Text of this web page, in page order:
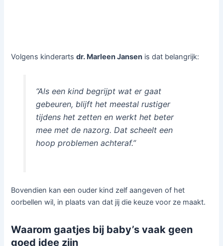
Volgens kinderartsdr. Marleen Jansen is dat belangrijk:
“Als een kind begrijpt wat er gaat
gebeuren, blijft het meestal rustiger
tijdens het zetten en werkt het beter
mee met de nazorg. Dat scheelt een
hoop problemen achteraf.”
Bovendien kan een ouder kind zelf aangeven of het
oorbellen wil, in plaats van dat jij die keuze voor ze maakt.
Waarom gaatjes bij baby’s vaak geen
goed idee zijn